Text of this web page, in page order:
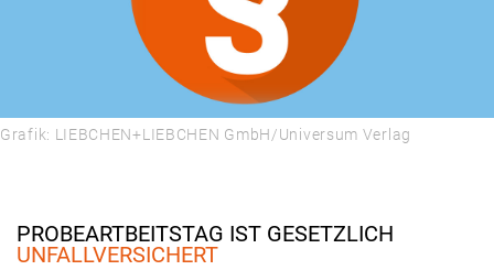
VORSCHAU
Grafik: LIEBCHEN+LIEBCHEN GmbH/Universum Verlag
PROBEARTBEITSTAG IST GESETZLICH
UNFALLVERSICHERT